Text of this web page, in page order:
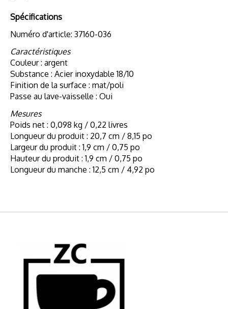
Spécifications
Numéro d'article: 37160-036
Caractéristiques
Couleur : argent
Substance : Acier inoxydable 18/10
Finition de la surface : mat/poli
Passe au lave-vaisselle : Oui
Mesures
Poids net : 0,098 kg / 0,22 livres
Longueur du produit : 20,7 cm / 8,15 po
Largeur du produit : 1,9 cm / 0,75 po
Hauteur du produit : 1,9 cm / 0,75 po
Longueur du manche : 12,5 cm / 4,92 po